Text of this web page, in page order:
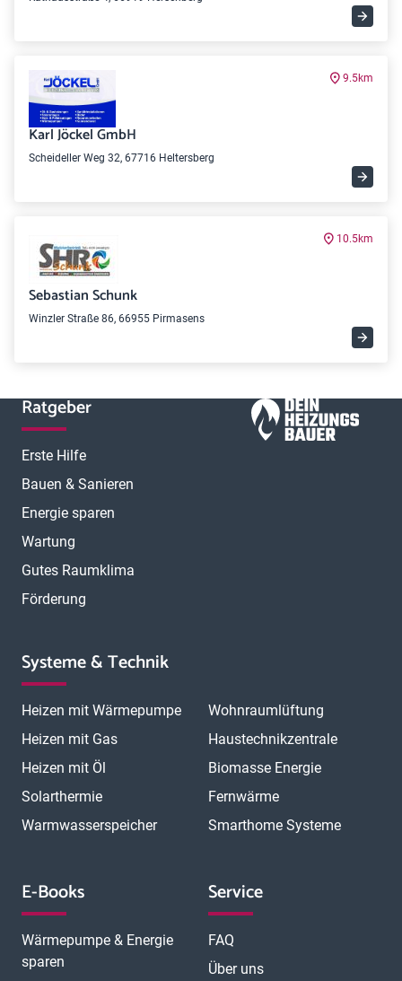
9.5km
Karl Jöckel GmbH
Scheideller Weg 32, 67716 Heltersberg
10.5km
Sebastian Schunk
Winzler Straße 86, 66955 Pirmasens
Ratgeber
Erste Hilfe
Bauen & Sanieren
Energie sparen
Wartung
Gutes Raumklima
Förderung
Systeme & Technik
Heizen mit Wärmepumpe
Heizen mit Gas
Heizen mit Öl
Solarthermie
Warmwasserspeicher
Wohnraumlüftung
Haustechnikzentrale
Biomasse Energie
Fernwärme
Smarthome Systeme
E-Books
Wärmepumpe & Energie
sparen
Service
FAQ
Über uns